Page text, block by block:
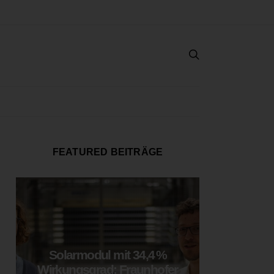
FEATURED BEITRÄGE
Solarmodul mit 34,4 %
Wirkungsgrad: Fraunhofer